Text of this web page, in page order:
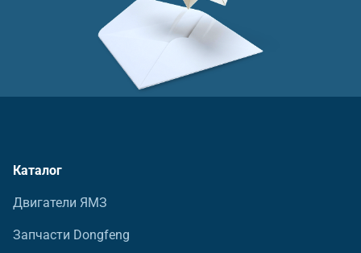
Каталог
Двигатели ЯМЗ
Запчасти Dongfeng